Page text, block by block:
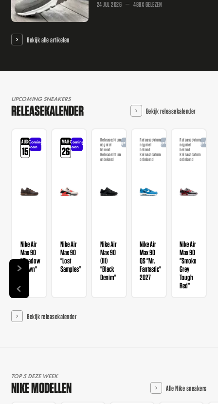
24 JUL 2026 488X GELEZEN
Bekijk alle artikelen
UPCOMING SNEAKERS
RELEASEKALENDER Bekijk releasekalender
AUG
15
Coming
soon
Nike Air
Max 90
"Shadow
Brown"
MAR
26
Coming
soon
Nike Air
Max 90
"Lost
Samples"
Releasedatum
nog niet
bekend
Releasedatum
onbekend
Aangekondigd
Nike Air
Max 90
(III)
"Black
Denim"
Releasedatum
nog niet
bekend
Releasedatum
onbekend
Aangekondigd
Nike Air
Max 90
QS "Mr.
Fantastic"
2027
Releasedatum
nog niet
bekend
Releasedatum
onbekend
Nike Air
Max 90
"Smoke
Grey
Tough
Red"
Bekijk releasekalender
TOP 5 DEZE WEEK
NIKE MODELLEN Alle Nike sneakers